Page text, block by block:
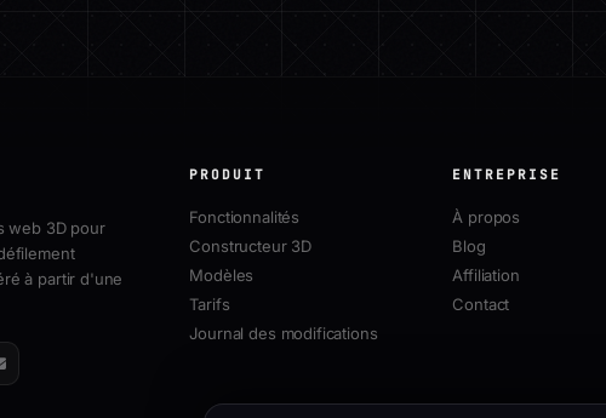
web 3D pour
à partir d'une
PRODUIT
Fonctionnalités
Constructeur 3D
Modèles
Tarifs
Journal des modifications
ENTREPRISE
À propos
Blog
Affiliation
Contact